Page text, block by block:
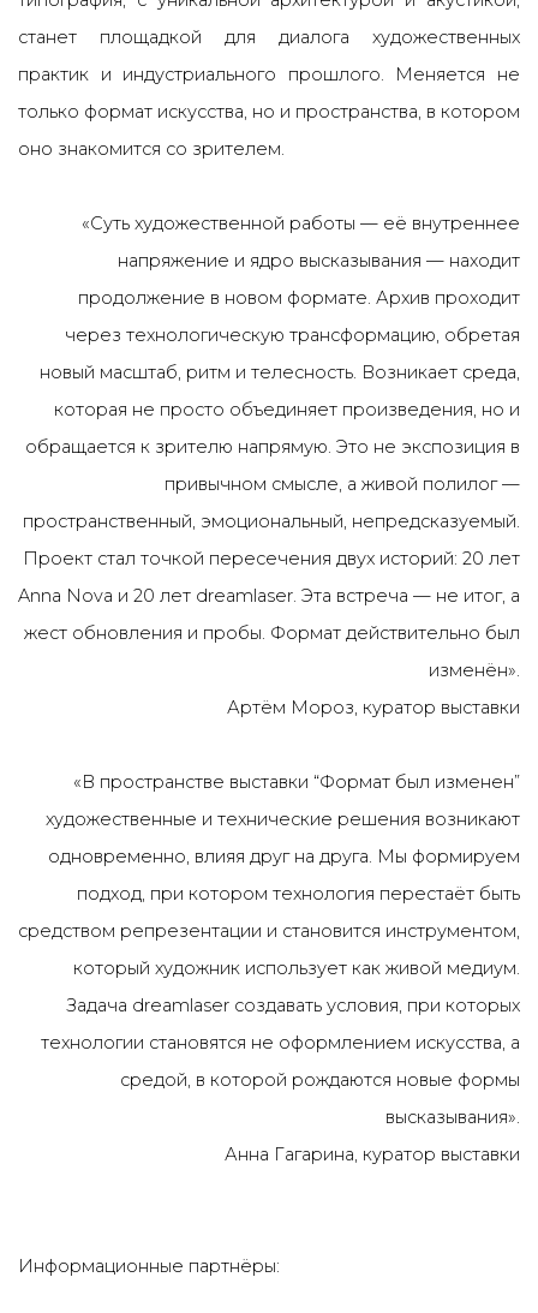
станет площадкой для диалога художественных
практик и индустриального прошлого. Меняется не
только формат искусства, но и пространства, в котором
оно знакомится со зрителем.
«Суть художественной работы — её внутреннее
напряжение и ядро высказывания — находит
продолжение в новом формате. Архив проходит
через технологическую трансформацию, обретая
новый масштаб, ритм и телесность. Возникает среда,
которая не просто объединяет произведения, но и
обращается к зрителю напрямую. Это не экспозиция в
привычном смысле, а живой полилог —
пространственный, эмоциональный, непредсказуемый.
Проект стал точкой пересечения двух историй: 20 лет
Anna Nova и 20 лет dreamlaser. Эта встреча — не итог, а
жест обновления и пробы. Формат действительно был
изменён».
Артём Мороз, куратор выставки
«В пространстве выставки “Формат был изменен”
художественные и технические решения возникают
одновременно, влияя друг на друга. Мы формируем
подход, при котором технология перестаёт быть
средством репрезентации и становится инструментом,
который художник использует как живой медиум.
Задача dreamlaser создавать условия, при которых
технологии становятся не оформлением искусства, а
средой, в которой рождаются новые формы
высказывания».
Анна Гагарина, куратор выставки
Информационные партнёры: